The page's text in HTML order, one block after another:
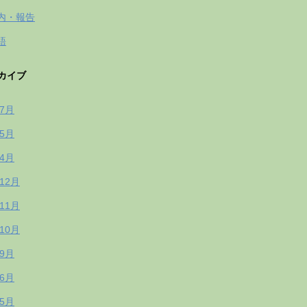
・報告
イブ
月
月
月
月
月
月
月
月
月